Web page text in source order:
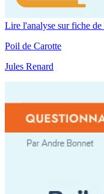
Lire l'analyse sur fiche de
Poil de Carotte
Jules Renard